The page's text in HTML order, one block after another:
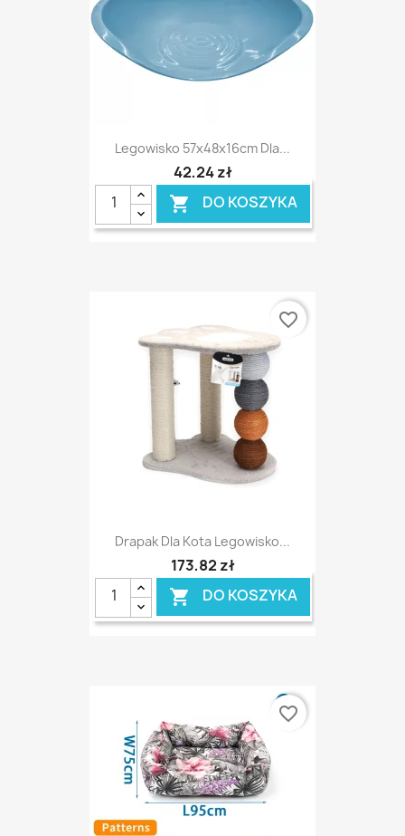
Legowisko 57x48x16cm Dla...
42,24 zł
 DO KOSZYKA
Drapak Dla Kota Legowisko...
173,82 zł
 DO KOSZYKA
favorite_border
favorite_border